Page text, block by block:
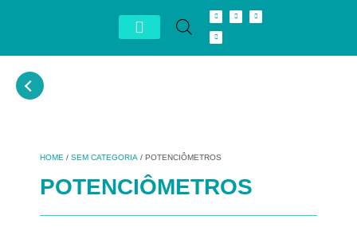
HOME / SEM CATEGORIA / POTENCIÔMETROS
POTENCIÔMETROS